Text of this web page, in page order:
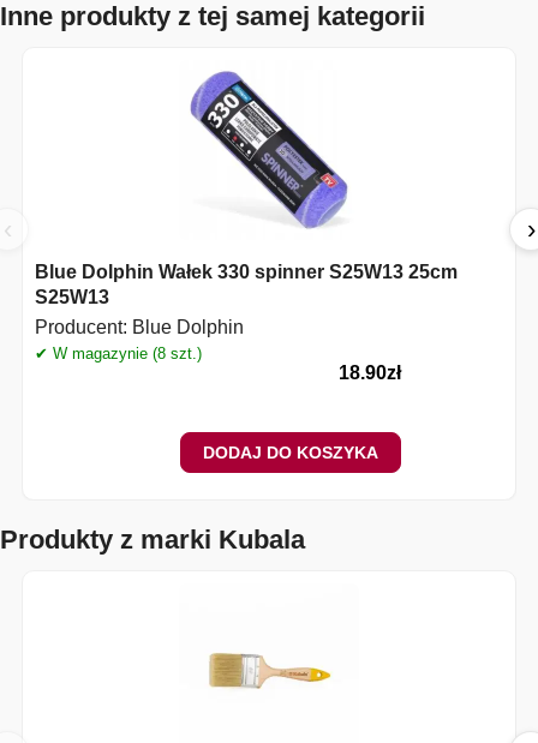
Inne produkty z tej samej kategorii
‹
Blue Dolphin Wałek 330 spinner S25W13 25cm
S25W13
Producent: Blue Dolphin
✔ W magazynie (8 szt.)
18.90zł
DODAJ DO KOSZYKA
›
Produkty z marki Kubala